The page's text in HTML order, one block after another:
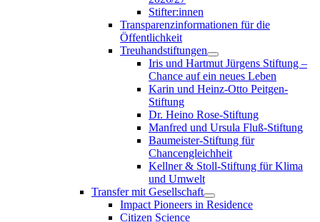
Stifter:innen
Transparenzinformationen für die
Öffentlichkeit
Treuhandstiftungen
Iris und Hartmut Jürgens Stiftung –
Chance auf ein neues Leben
Karin und Heinz-Otto Peitgen-
Stiftung
Dr. Heino Rose-Stiftung
Manfred und Ursula Fluß-Stiftung
Baumeister-Stiftung für
Chancengleichheit
Kellner & Stoll-Stiftung für Klima
und Umwelt
Transfer mit Gesellschaft
Impact Pioneers in Residence
Citizen Science